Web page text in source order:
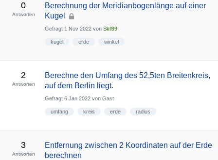
0
Antworten
Berechnung der Meridianbogenlänge auf einer
Kugel
Gefragt 1 Nov 2022 von Skll99
kugel erde winkel
2
Antworten
Berechne den Umfang des 52,5ten Breitenkreis,
auf dem Berlin liegt.
Gefragt 6 Jan 2022 von Gast
umfang kreis erde radius
3
Antworten
Entfernung zwischen 2 Koordinaten auf der Erde
berechnen